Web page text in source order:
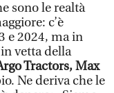
sono le realtà
c’è
e 2024, ma in
vetta della
Tractors, Max
Ne deriva che le